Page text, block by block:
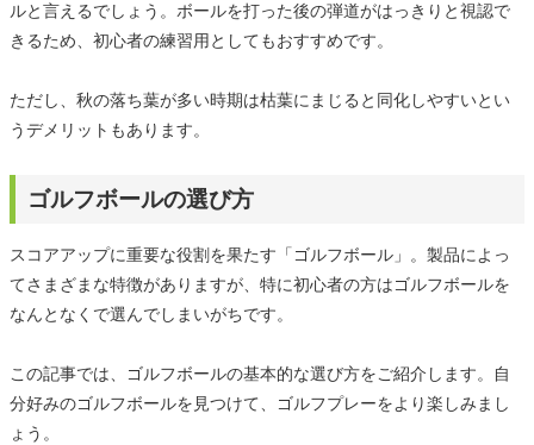
ルと言えるでしょう。ボールを打った後の弾道がはっきりと視認で
きるため、初心者の練習用としてもおすすめです。
ただし、秋の落ち葉が多い時期は枯葉にまじると同化しやすいとい
うデメリットもあります。
ゴルフボールの選び方
スコアアップに重要な役割を果たす「ゴルフボール」。製品によっ
てさまざまな特徴がありますが、特に初心者の方はゴルフボールを
なんとなくで選んでしまいがちです。
この記事では、ゴルフボールの基本的な選び方をご紹介します。自
分好みのゴルフボールを見つけて、ゴルフプレーをより楽しみまし
ょう。